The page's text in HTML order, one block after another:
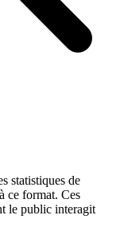
statistiques de
ce format. Ces
le public interagit